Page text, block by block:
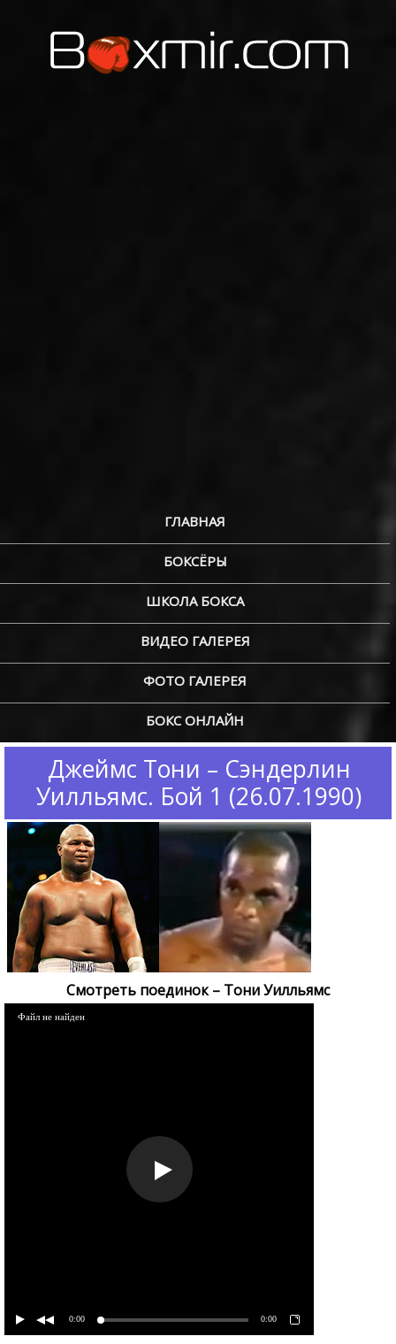
ГЛАВНАЯ
БОКСЁРЫ
ШКОЛА БОКСА
ВИДЕО ГАЛЕРЕЯ
ФОТО ГАЛЕРЕЯ
БОКС ОНЛАЙН
Джеймс Тони – Сэндерлин
Уилльямс. Бой 1 (26.07.1990)
Смотреть поединок – Тони Уилльямс
Файл не найден
0:00 0:00